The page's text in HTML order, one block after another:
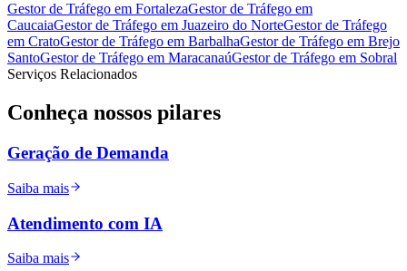
Gestor de Tráfego em FortalezaGestor de Tráfego em
CaucaiaGestor de Tráfego em Juazeiro do NorteGestor de Tráfego
em CratoGestor de Tráfego em BarbalhaGestor de Tráfego em Brejo
SantoGestor de Tráfego em MaracanaúGestor de Tráfego em Sobral
Serviços Relacionados
Conheça nossos pilares
Geração de Demanda
Saiba mais
Atendimento com IA
Saiba mais